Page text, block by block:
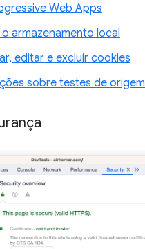
Web Apps
armazenamento local
editar e excluir cookies
sobre testes de origem